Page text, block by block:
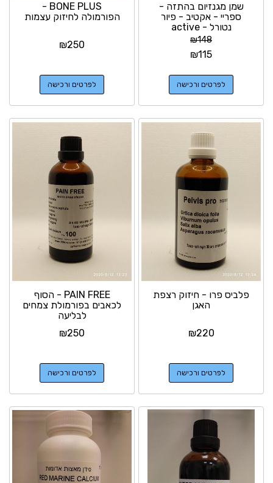
שמן מגנזיום בהתזה -
ספריי - אקטיב - פיור
נטורל - active
magnesium oil מיועד...
₪148
₪115
לפרטים ורכישה
BONE PLUS -
הפורמולה לחיזוק עצמות
₪250
לפרטים ורכישה
פלביס פרו - חיזוק רצפת
האגן
₪220
לפרטים ורכישה
PAIN FREE - הסוף
לכאבים בפורמולת צמחים
לבליעה
₪250
לפרטים ורכישה